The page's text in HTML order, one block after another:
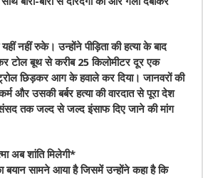
यहीं नहीं रुके। उन्‍होंने पीड़‍िता की हत्या के बाद
बूथ से करीब 25 किलोमीटर दूर एक
छिड़कर आग के हवाले कर दिया। जानवरों की
और उसकी बर्बर हत्या की वारदात से पूरा देश
तक जल्‍द से जल्‍द इंसाफ दिए जाने की मांग
अब शांति मिलेगी*
बयान सामने आया है जिसमें उन्‍होंने कहा है कि